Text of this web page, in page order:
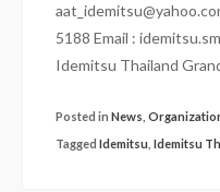
5188 Email :
Idemitsu Thailand
Posted in News
Tagged Idemitsu Idemitsu